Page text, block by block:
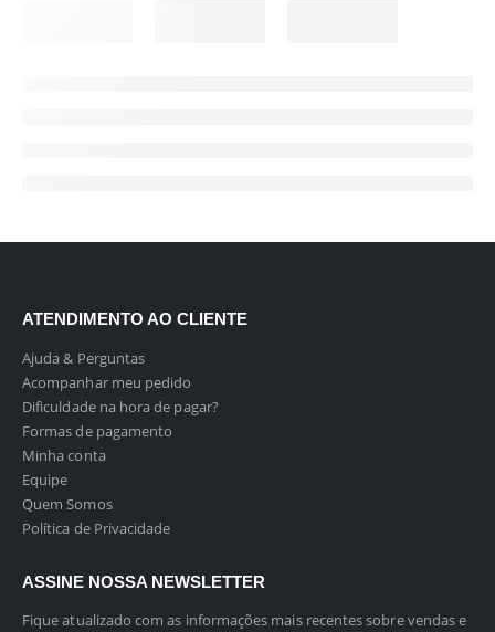
ATENDIMENTO AO CLIENTE
Ajuda & Perguntas
Acompanhar meu pedido
Dificuldade na hora de pagar?
Formas de pagamento
Minha conta
Equipe
Quem Somos
Política de Privacidade
ASSINE NOSSA NEWSLETTER
Fique atualizado com as informações mais recentes sobre vendas e